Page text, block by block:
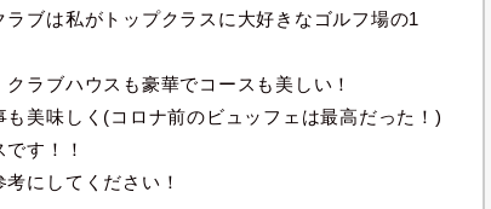
ラブは私がトップクラスに大好きなゴルフ場の1
ラブハウスも豪華でコースも美しい！
美味しく(コロナ前のビュッフェは最高だった！)
す！！
にしてください！